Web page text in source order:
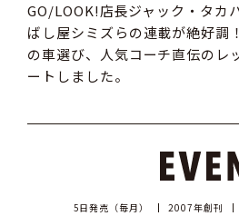
GO/LOOK!店長ジャック・タカ
ばし屋シミズらの連載が絶好
の車選び、人気コーチ直伝のレ
ートしました。
5日発売（毎月） 2007年創刊